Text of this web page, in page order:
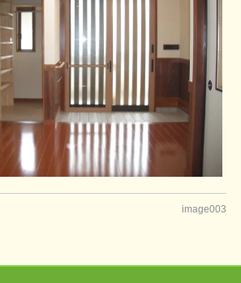
image003